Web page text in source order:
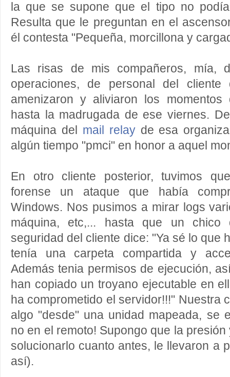
la que se supone que el tipo no
Resulta que le preguntan en el
él contesta "Pequeña, morcillona y
Las risas de mis compañeros, mía,
operaciones, de personal del
amenizaron y aliviaron los momentos
hasta la madrugada de ese viernes.
máquina del mail relayde esa
algún tiempo "pmci" en honor a aquel
En otro cliente posterior, tuvimos
forense un ataque que había
Windows. Nos pusimos a mirar logs
máquina, etc,... hasta que un chico
seguridad del cliente dice: "Ya sé lo que
tenía una carpeta compartida y
Además tenia permisos de ejecución,
han copiado un troyano ejecutable en
ha comprometido el servidor!!!" Nuestra
algo "desde" una unidad mapeada, se
no en el remoto! Supongo que la
solucionarlo cuanto antes, le llevaron a
así).